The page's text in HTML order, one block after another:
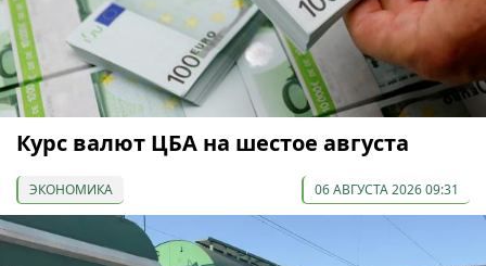
Курс валют ЦБА на шестое августа
ЭКОНОМИКА 06 АВГУСТА 2026 09:31